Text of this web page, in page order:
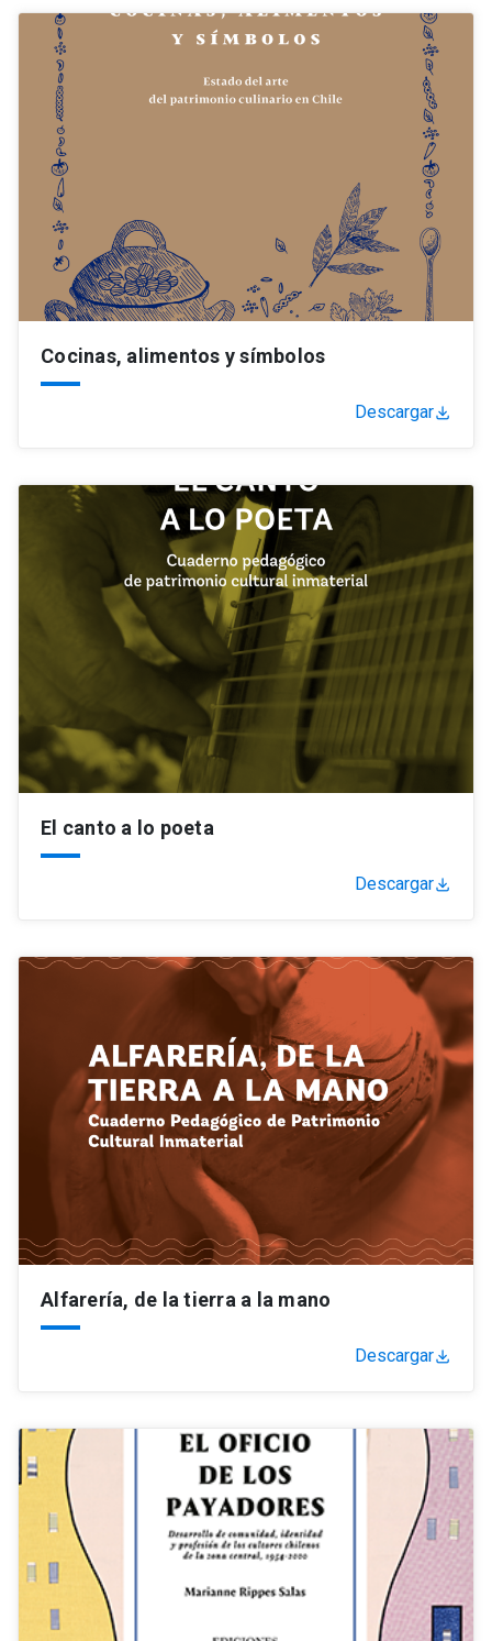
Cocinas, alimentos y símbolos
Descargar
El canto a lo poeta
Descargar
Alfarería, de la tierra a la mano
Descargar